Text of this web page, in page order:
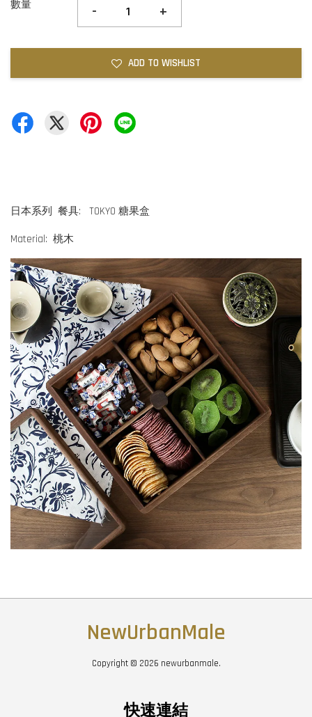
數量 - +
ADD TO WISHLIST
日本系列 餐具: TOKYO 糖果盒
Material: 桃木
NewUrbanMale
Copyright © 2026 newurbanmale.
快速連結